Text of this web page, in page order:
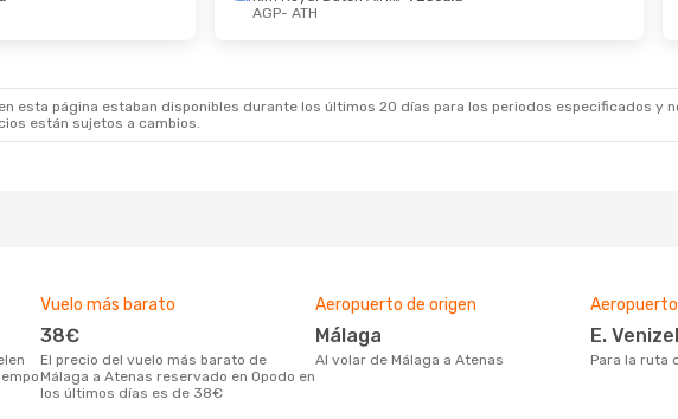
- Sáb., 31 Oct.
ATH
- AGP
-
- AGP
AGP- ATH
esta página estaban disponibles durante los últimos 20 días para los periodos especificados y
están sujetos a cambios.
Vuelo más barato
38€
El precio del vuelo más barato de
Málaga a Atenas reservado en Opodo en
los últimos días es de 38€
Aeropuerto de origen
Málaga
Al volar de Málaga a Atenas
E.
Para la ruta